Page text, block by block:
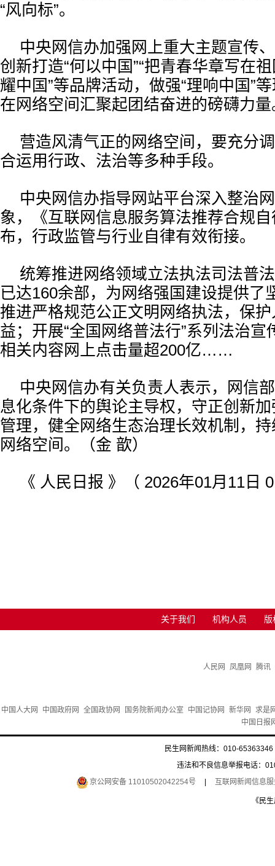
“风向标”。
中央网信办加强网上重大主题宣传
创新打造“何以中国”“把青春华章写在
耀中国”等品牌活动，做强“理响中国”
在网络空间汇聚起团结奋进的磅礴力量
营造风清气正的网络空间，要充分
合运用行政、法治等多种手段。
中央网信办指导网站平台深入整治
象，《互联网信息服务算法推荐合规
布，行政监管与行业自律有效衔接。
统筹推进网络领域立法执法司法普
已达160余部，为网络强国建设提供了
推进严格规范公正文明网络执法，保
益；开展“全国网络普法行”系列法治宣
相关内容网上点击量超200亿……
中央网信办有关负责人表示，网信
息化条件下的舆论主导权，守正创新
管理，健全网络生态治理长效机制，
网络空间。（金 歆）
《 人民日报 》（ 2026年01月11日
关于我们 机构人员 版
人民网 凤凰网 腾讯
中国人大网 中国政府网 全国政协网 国务院新闻办公室 中国记协网 新华网
求是
中国日报
民生网新闻热线：010-
违法和不良信息举报电话：
京公网安备 11010502042254号
互联网新闻信息
《民